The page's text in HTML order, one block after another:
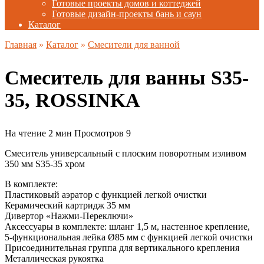
Готовые проекты домов и коттеджей
Готовые дизайн-проекты бань и саун
Каталог
Главная » Каталог » Смесители для ванной
Смеситель для ванны S35-
35, ROSSINKA
На чтение 2 мин Просмотров 9
Смеситель универсальный с плоским поворотным изливом
350 мм S35-35 хром
В комплекте:
Пластиковый аэратор с функцией легкой очистки
Керамический картридж 35 мм
Дивертор «Нажми-Переключи»
Аксессуары в комплекте: шланг 1,5 м, настенное крепление,
5-функциональная лейка Ø85 мм с функцией легкой очистки
Присоединительная группа для вертикального крепления
Металлическая рукоятка